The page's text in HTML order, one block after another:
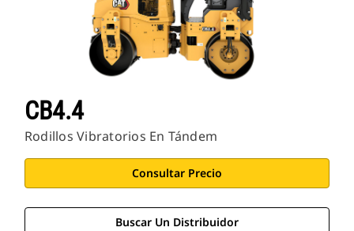
CB4.4
Rodillos Vibratorios En Tándem
Consultar Precio
Buscar Un Distribuidor